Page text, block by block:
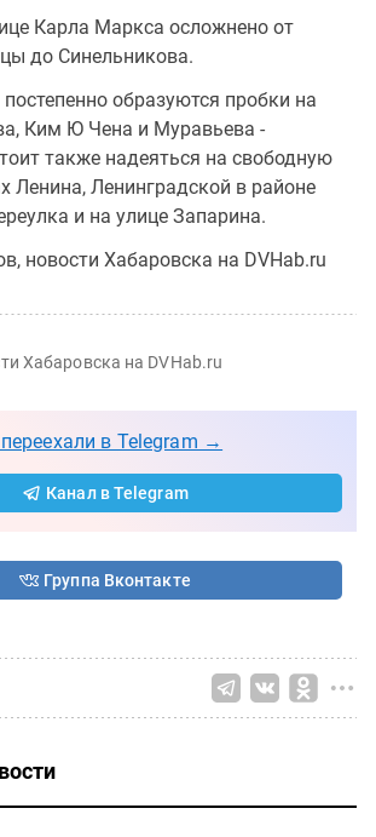
Карла Маркса осложнено от
до Синельникова.
образуются пробки на
Ким Ю Чена и Муравьева -
также надеяться на свободную
Ленина, Ленинградской в районе
и на улице Запарина.
новости Хабаровска на DVHab.ru
Хабаровска на DVHab.ru
в Telegram →
Канал в Telegram
Группа Вконтакте